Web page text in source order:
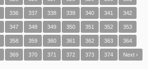
336 337 338 339 340 341 342
347 348 349 350 351 352 353
358 359 360 361 362 363 364
369 370 371 372 373 374 Next ›